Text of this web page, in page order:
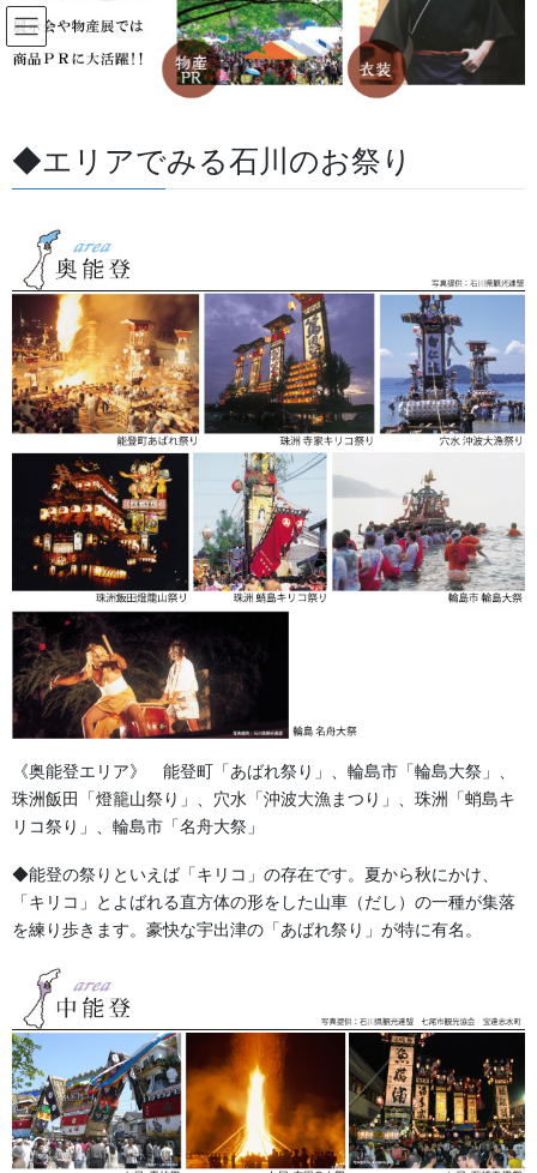
コ
ン
テ
移
動
ナ
ビ
ゲ
ン
に
祭り前掛けの価格と納期について｜
けんたい
子供用前掛け・「若」の一文字で
す 人気の規格です。
鮮やかな赤ベースに、白の「若」の文字が美しく引き立つ、子ど
丈夫でありながら、お子様の肌にも優しい別珍生地にフェルト文
字仕立て。成長に合わせて選べるサイズ展開なので、子ども会や
保存会のみんなでバッチリお揃いに揃えることができます。
ご家族での思い出づくりにはもちろん、「町内会の子ども会全員
分」「保存会の追加分」など、サイズを分けての注文もお気軽に
ご相談ください！
◆エリアでみる石川のお祭り
《奥能登エリア》 能登町「あばれ祭り」、輪島市「輪島大祭」、
珠洲飯田「燈籠山祭り」、穴水「沖波大漁まつり」、珠洲「蛸島キ
リコ祭り」、輪島市「名舟大祭」
◆能登の祭りといえば「キリコ」の存在です。夏から秋にかけ、
「キリコ」とよばれる直方体の形をした山車（だし）の一種が集落
を練り歩きます。豪快な宇出津の「あばれ祭り」が特に有名。